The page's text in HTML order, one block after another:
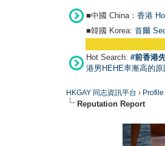
■中國 China： 香港
■韓國 Korea: 首爾
Hot Search: #前香港
港男HEHE率漸高的原
HKGAY 同志資訊平台 ›
Reputation Report